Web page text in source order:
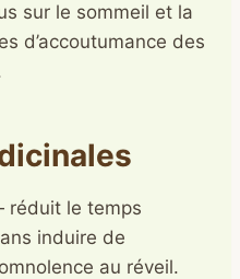
sur le sommeil et la
d’accoutumance des
le temps
induire de
au réveil.